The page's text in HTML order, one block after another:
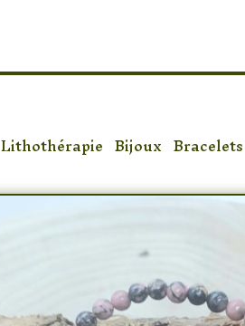
/Lithothérapie /Bijoux /Bracelets